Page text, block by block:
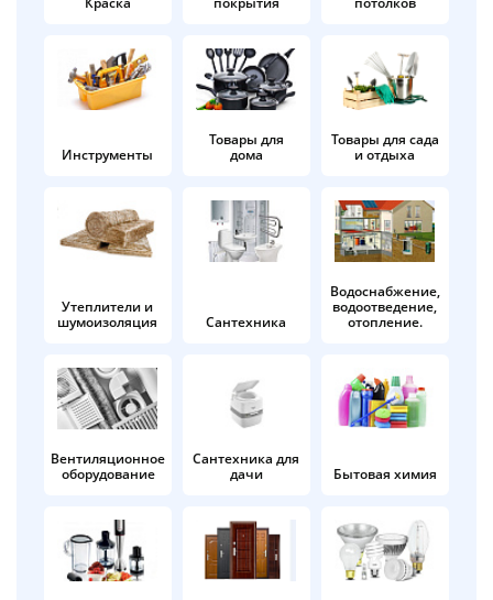
Инструменты
Товары для
дома
Товары для сада
и отдыха
Утеплители и
шумоизоляция
Сантехника
Водоснабжение,
водоотведение,
отопление.
Вентиляционное
оборудование
Сантехника для
дачи
Бытовая химия
в корзину
Оплачивайте сегодня только
25% картой любого банка
Получайте товар
выбранный способом
Оставшиеся
% будут
по25%каждые 2 недели
Подробнее
об оплате Плайтом